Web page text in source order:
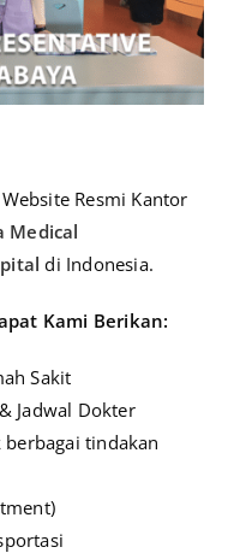
Resmi Kantor
Medical
di Indonesia.
Kami Berikan:
Sakit
Jadwal Dokter
tindakan